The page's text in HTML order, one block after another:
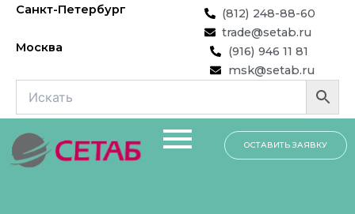
Перейти
содержимому
Санкт-Петербург
(812) 248-88-60
trade@setab.ru
Москва
(916) 946 11 81
msk@setab.ru
ОСТАВИТЬ ЗАЯВКУ